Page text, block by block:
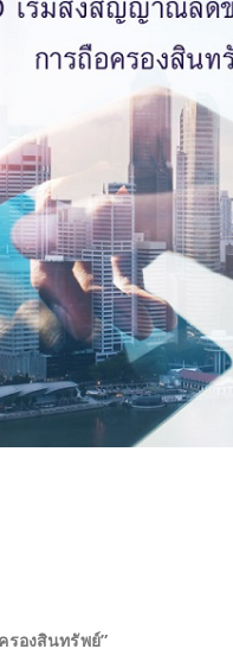
รองสินทรัพย์”